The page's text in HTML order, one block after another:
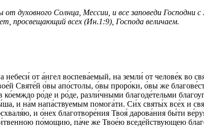
духовного Солнца, Мессии, и все заповеди Господни
просвещающий всех (Ин.1:9), Господа величаем.
небеси́ от а́нгел воспева́емый, на земли́ от челове́к
Святе́й о́вы апо́столы, о́вы проро́ки, о́вы же
ро́де и ро́де, разли́чными благоде́тельми
и на́м напа́ствуемым помога́ти. Си́х святы́х все́х и
и о́нех благотворе́ния Твоя́ дарова́ния бы́ти
по́мощию, па́че же Твое́ю вседе́йствующею